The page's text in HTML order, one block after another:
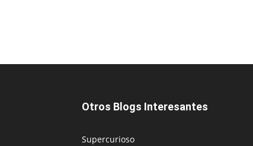
Otros Blogs Interesantes
Supercurioso